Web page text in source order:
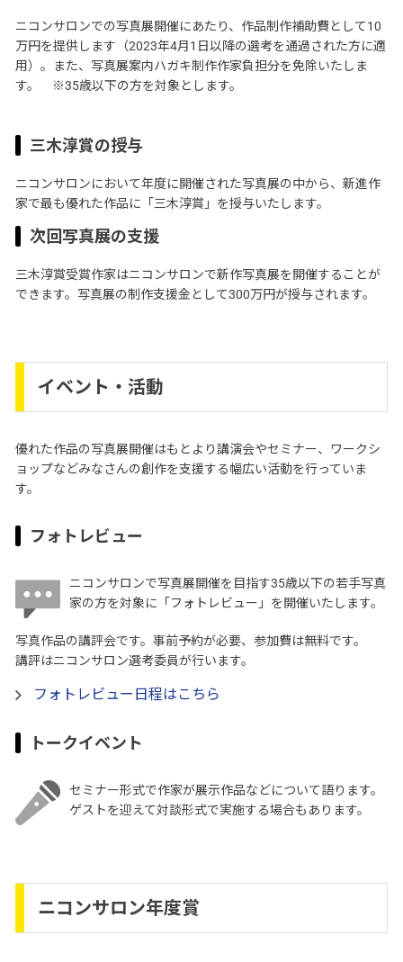
ニコンサロンでの写真展開催にあたり、作品制作補助費として10
万円を提供します（2023年4月1日以降の選考を通過された方に適
用）。また、写真展案内ハガキ制作作家負担分を免除いたしま
す。 ※35歳以下の方を対象とします。
三木淳賞の授与
ニコンサロンにおいて年度に開催された写真展の中から、新進作
家で最も優れた作品に「三木淳賞」を授与いたします。
次回写真展の支援
三木淳賞受賞作家はニコンサロンで新作写真展を開催することが
できます。写真展の制作支援金として300万円が授与されます。
イベント・活動
優れた作品の写真展開催はもとより講演会やセミナー、ワークシ
ョップなどみなさんの創作を支援する幅広い活動を行っていま
す。
フォトレビュー
ニコンサロンで写真展開催を目指す35歳以下の若手写真
家の方を対象に「フォトレビュー」を開催いたします。
写真作品の講評会です。事前予約が必要、参加費は無料です。
講評はニコンサロン選考委員が行います。
フォトレビュー日程はこちら
トークイベント
セミナー形式で作家が展示作品などについて語ります。
ゲストを迎えて対談形式で実施する場合もあります。
ニコンサロン年度賞